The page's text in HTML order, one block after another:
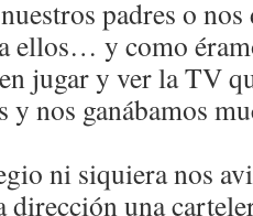
padres o nos
ellos… y como
jugar y ver la TV
y nos ganábamos
ni siquiera nos
dirección una